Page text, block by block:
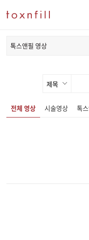
톡스앤필 영상
전체 영상 시술영상 톡